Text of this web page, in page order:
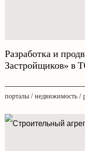
Разработка и
Застройщиков» в
порталы / недвижимость /